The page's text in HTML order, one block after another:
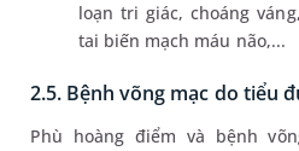
loạn tri giác, choáng
tai biến mạch máu não,...
2.5. Bệnh võng mạc do tiểu
Phù hoàng điểm và bệnh